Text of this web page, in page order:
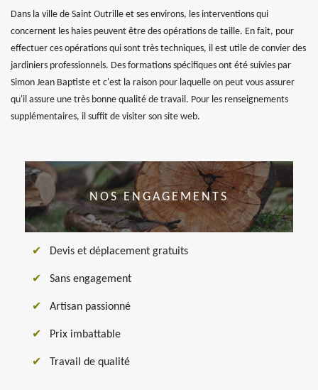
Dans la ville de Saint Outrille et ses environs, les interventions qui
concernent les haies peuvent être des opérations de taille. En fait, pour
effectuer ces opérations qui sont très techniques, il est utile de convier des
jardiniers professionnels. Des formations spécifiques ont été suivies par
Simon Jean Baptiste et c'est la raison pour laquelle on peut vous assurer
qu'il assure une très bonne qualité de travail. Pour les renseignements
supplémentaires, il suffit de visiter son site web.
NOS ENGAGEMENTS
Devis et déplacement gratuits
Sans engagement
Artisan passionné
Prix imbattable
Travail de qualité